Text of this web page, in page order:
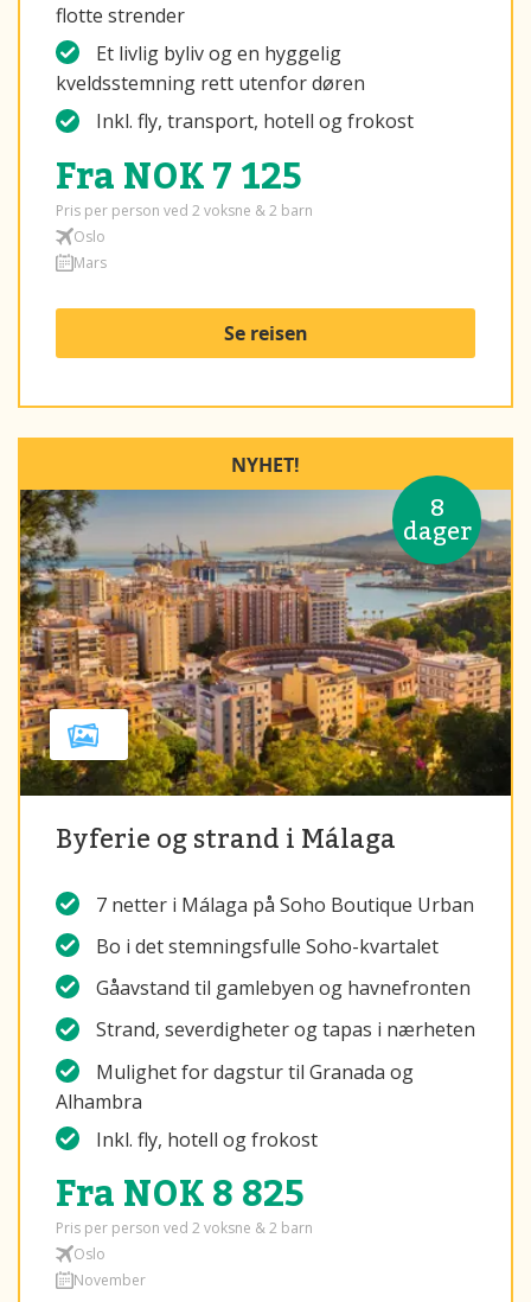
flotte strender
Et livlig byliv og en hyggelig
kveldsstemning rett utenfor døren
Inkl. fly, transport, hotell og frokost
Fra NOK 7 125
Pris per person ved 2 voksne & 2 barn
Oslo
Mars
Se reisen
8
dager
NYHET!
Byferie og strand i Málaga
7 netter i Málaga på Soho Boutique Urban
Bo i det stemningsfulle Soho-kvartalet
Gåavstand til gamlebyen og havnefronten
Strand, severdigheter og tapas i nærheten
Mulighet for dagstur til Granada og
Alhambra
Inkl. fly, hotell og frokost
Fra NOK 8 825
Pris per person ved 2 voksne & 2 barn
Oslo
November